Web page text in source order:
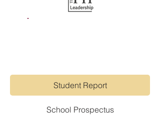
Student Report
School Prospectus